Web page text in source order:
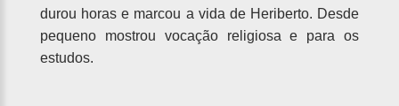
durou horas e marcou a vida de Heriberto. Desde
pequeno mostrou vocação religiosa e para os
estudos.